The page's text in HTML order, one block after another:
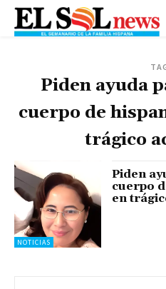
Piden ayuda
cuerpo de
trágico
NOTICIAS
Piden
cuerpo
en